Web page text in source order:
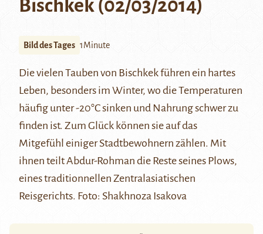
Bischkek (02/03/2014)
Bild des Tages 1Minute
Die vielen Tauben von Bischkek führen ein hartes
Leben, besonders im Winter, wo die Temperaturen
häufig unter -20°C sinken und Nahrung schwer zu
finden ist. Zum Glück können sie auf das
Mitgefühl einiger Stadtbewohnern zählen. Mit
ihnen teilt Abdur-Rohman die Reste seines Plows,
eines traditionnellen Zentralasiatischen
Reisgerichts. Foto: Shakhnoza Isakova